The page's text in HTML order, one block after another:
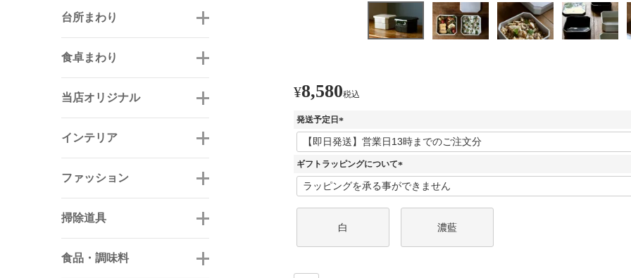
台所まわり
食卓まわり
当店オリジナル
インテリア
ファッション
掃除道具
食品・調味料
¥8,580税込
発送予定日
(
必
須
ギフトラッピングについて
(
必
白 濃藍